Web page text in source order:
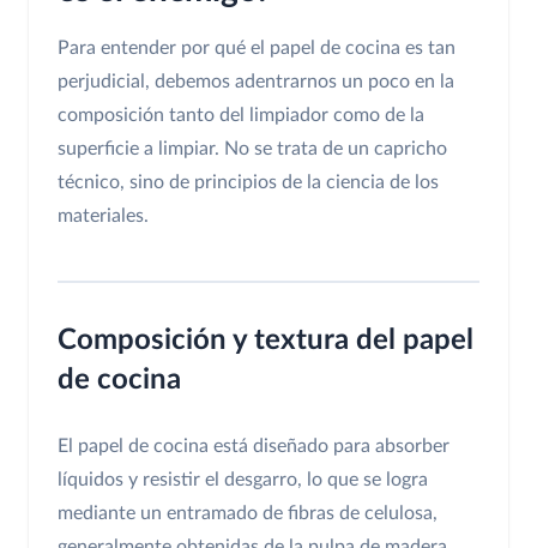
Para entender por qué el papel de cocina es tan
perjudicial, debemos adentrarnos un poco en la
composición tanto del limpiador como de la
superficie a limpiar. No se trata de un capricho
técnico, sino de principios de la ciencia de los
materiales.
Composición y textura del papel
de cocina
El papel de cocina está diseñado para absorber
líquidos y resistir el desgarro, lo que se logra
mediante un entramado de fibras de celulosa,